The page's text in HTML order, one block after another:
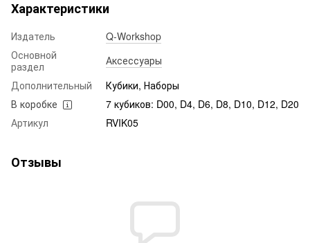
Характеристики
Издатель
Q-Workshop
Основной
раздел
Аксессуары
Дополнительный
Кубики, Наборы
В коробке
7 кубиков: D00, D4, D6, D8, D10, D12, D20
Артикул
RVIK05
Отзывы